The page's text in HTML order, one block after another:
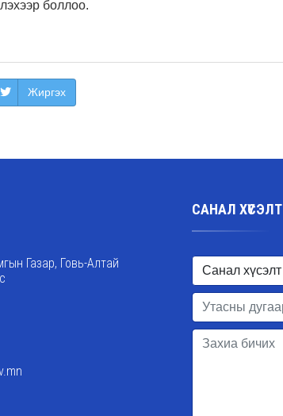
боллоо.
Жиргэх
Газар, Говь-Алтай
САНАЛ ХҮСЭЛТ